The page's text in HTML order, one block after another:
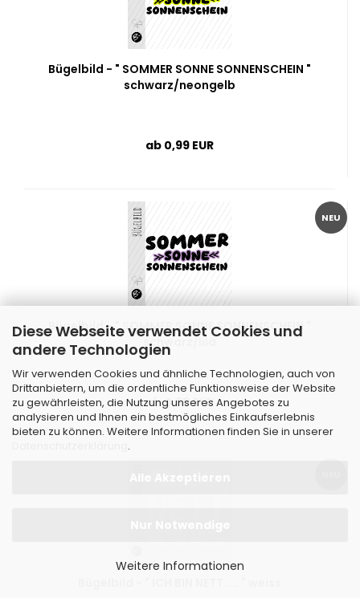
Diese Webseite verwendet Cookies und
andere Technologien
Wir verwenden Cookies und ähnliche Technologien, auch von
Drittanbietern, um die ordentliche Funktionsweise der Website
zu gewährleisten, die Nutzung unseres Angebotes zu
analysieren und Ihnen ein bestmögliches Einkaufserlebnis
bieten zu können. Weitere Informationen finden Sie in unserer
.
Alle Akzeptieren
Weitere Informationen
Bügelbild - " SOMMER SONNE SONNENSCHEIN "
schwarz/neongelb
ab 0,99 EUR
NEU
Bügelbild - " SOMMER SONNE SONNENSCHEIN "
schwarz/lila
ab 0,99 EUR